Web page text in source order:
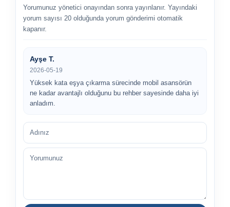
Yorumunuz yönetici onayından sonra yayınlanır. Yayındaki
yorum sayısı 20 olduğunda yorum gönderimi otomatik
kapanır.
Ayşe T.
2026-05-19
Yüksek kata eşya çıkarma sürecinde mobil asansörün
ne kadar avantajlı olduğunu bu rehber sayesinde daha iyi
anladım.
Adınız
Yorumunuz